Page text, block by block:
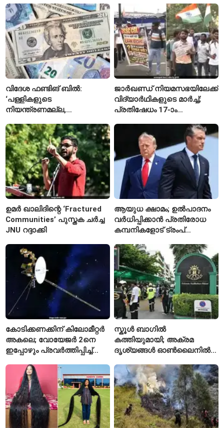
വിദേശ ഫണ്ടിങ് ബിൽ:
‘പള്ളികളുടെ
നിയന്ത്രണമല്ല,
— കേന്ദ്രത്തിന്റെ
വിശദീകരണം
ജാർഖണ്ഡ് നിയമസഭയിലേക്ക്
വിദ്യാർഥികളുടെ മാർച്ച്;
പ്രതിഷേധം 17-ാം
ഉമർ ഖാലിദിന്റെ ‘Fractured
Communities’ പുസ്തക ചർച്ച
JNU റദ്ദാക്കി
ആയുധ ക്ഷാമം; ഉൽപാദനം
വർധിപ്പിക്കാൻ പ്രതിരോധ
കമ്പനികളോട് ട്രംപ്
കോടിക്കണക്കിന് കിലോമീറ്റർ
അകലെ; വോയേജർ 2നെ
ഇപ്പോഴും പ്രവർത്തിപ്പിച്ച്
സ്കൂൾ ബാഗിൽ
കത്തിയുമായി; അക്രമ
ദൃശ്യങ്ങൾ ഓൺലൈനിൽ
കൗമാരക്കാരൻ